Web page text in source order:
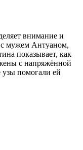
внимание и
мужем Антуаном,
показывает, как
с напряжённой
узы помогали ей